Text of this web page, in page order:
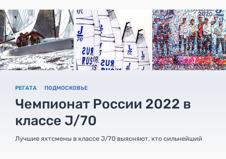
РЕГАТА ПОДМОСКОВЬЕ
Чемпионат России 2022 в
классе J/70
Лучшие яхтсмены в классе J/70 выясняют, кто сильнейший